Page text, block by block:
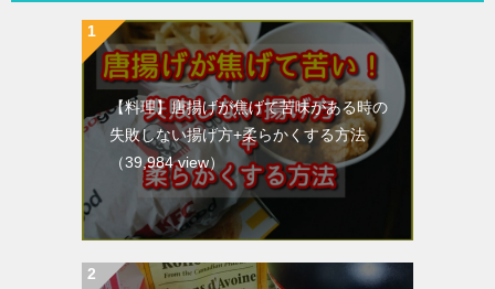
【料理】唐揚げが焦げて苦味がある時の
失敗しない揚げ方+柔らかくする方法
（39,984 view）